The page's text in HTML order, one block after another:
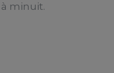
minuit.